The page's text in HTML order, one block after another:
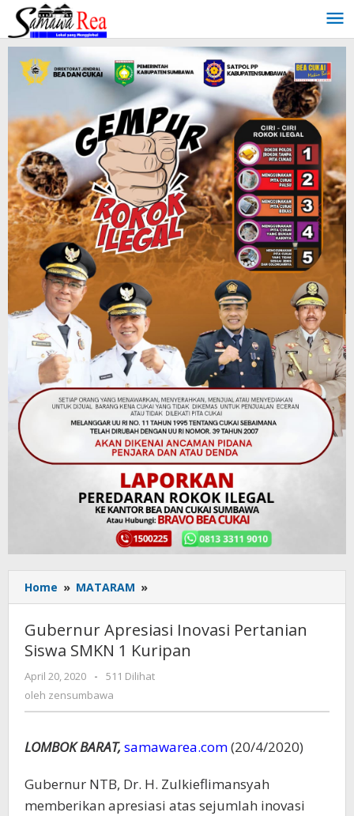
Lewati
konten
Home » MATARAM »
Apresiasi
Pertanian
Siswa
SMKN
Gubernur Apresiasi Inovasi Pertanian
Siswa SMKN 1 Kuripan
April 20, 2020
oleh
zensumbawa
-
511 Dilihat
oleh zensumbawa
LOMBOK BARAT, samawarea.com(20/4/2020)
Gubernur NTB, Dr. H. Zulkieflimansyah
memberikan apresiasi atas sejumlah inovasi